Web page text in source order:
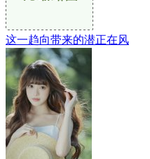
这一趋向带来的潜正在风